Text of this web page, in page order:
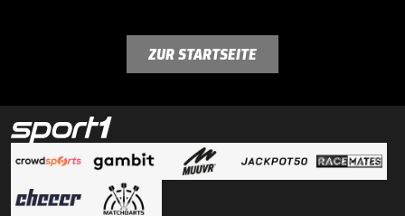
ZUR STARTSEITE